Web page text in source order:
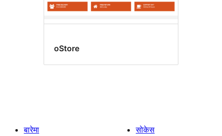
oStore
बारेमा
सोकेस